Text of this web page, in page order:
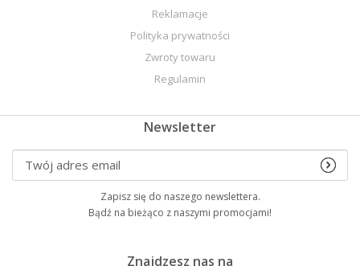
Reklamacje
Polityka prywatności
Zwroty towaru
Regulamin
Newsletter
Zapisz się do naszego newslettera.
Bądź na bieżąco z naszymi promocjami!
Znajdzesz nas na